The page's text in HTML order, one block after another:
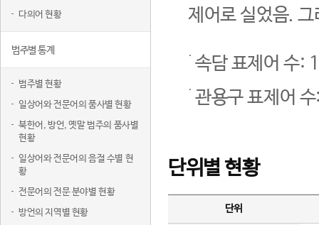
다의어 현황
범주별 통계
범주별 현황
일상어와 전문어의 품사별 현황
북한어, 방언, 옛말 범주의 품사별
현황
일상어와 전문어의 음절 수별 현
황
전문어의 전문 분야별 현황
방언의 지역별 현황
제어로 실었음.
속담 표제어 수:
관용구 표제어
단위별 현황
단위